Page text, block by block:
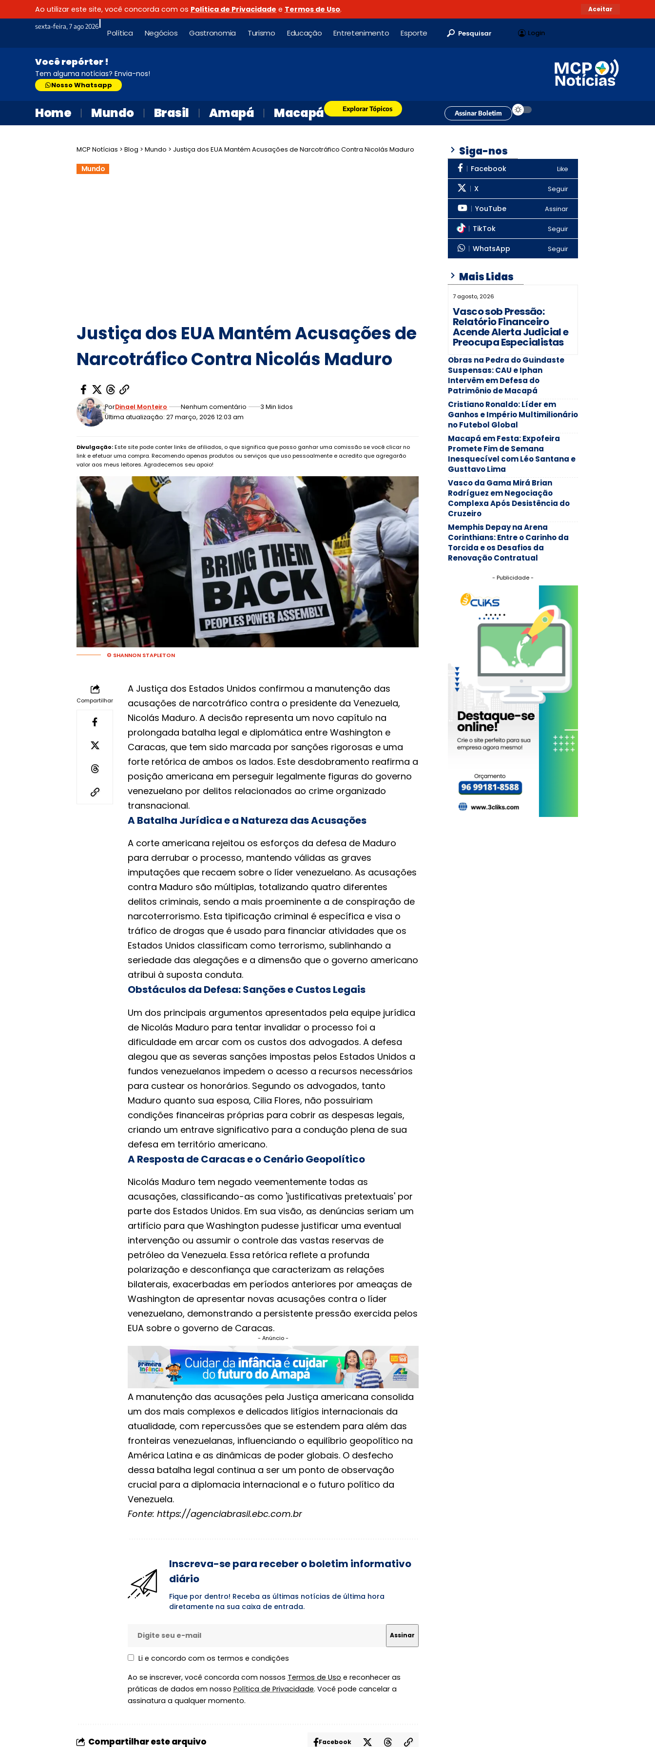
Ao utilizar este site, você concorda com os Política de Privacidade e Termos de Uso. Aceitar
sexta-feira, 7 ago 2026|
Política Negócios Gastronomia Turismo Educação Entretenimento Esporte Pesquisar Login
Você repórter !
Tem alguma notícias? Envia-nos!
Nosso Whatsapp
Home Mundo Brasil Amapá Macapá Explorar Tópicos
Assinar Boletim
MCP Notícias > Blog > Mundo > Justiça dos EUA Mantém Acusações de Narcotráfico Contra Nicolás Maduro
Mundo
Justiça dos EUA Mantém Acusações de
Narcotráfico Contra Nicolás Maduro
Última atualização: 27 março, 2026 12:03 am
PorDinael Monteiro Nenhum comentário 3 Min lidos
Divulgação:Este site pode conter links de afiliados, o que significa que posso ganhar uma comissão se você clicar no
link e efetuar uma compra. Recomendo apenas produtos ou serviços que uso pessoalmente e acredito que agregarão
valor aos meus leitores. Agradecemos seu apoio!
© SHANNON STAPLETON
Compartilhar
A Justiça dos Estados Unidos confirmou a manutenção das
acusações de narcotráfico contra o presidente da Venezuela,
Nicolás Maduro. A decisão representa um novo capítulo na
prolongada batalha legal e diplomática entre Washington e
Caracas, que tem sido marcada por sanções rigorosas e uma
forte retórica de ambos os lados. Este desdobramento reafirma a
posição americana em perseguir legalmente figuras do governo
venezuelano por delitos relacionados ao crime organizado
transnacional.
A Batalha Jurídica e a Natureza das Acusações
A corte americana rejeitou os esforços da defesa de Maduro
para derrubar o processo, mantendo válidas as graves
imputações que recaem sobre o líder venezuelano. As acusações
contra Maduro são múltiplas, totalizando quatro diferentes
delitos criminais, sendo a mais proeminente a de conspiração de
narcoterrorismo. Esta tipificação criminal é específica e visa o
tráfico de drogas que é usado para financiar atividades que os
Estados Unidos classificam como terrorismo, sublinhando a
seriedade das alegações e a dimensão que o governo americano
atribui à suposta conduta.
Obstáculos da Defesa: Sanções e Custos Legais
Um dos principais argumentos apresentados pela equipe jurídica
de Nicolás Maduro para tentar invalidar o processo foi a
dificuldade em arcar com os custos dos advogados. A defesa
alegou que as severas sanções impostas pelos Estados Unidos a
fundos venezuelanos impedem o acesso a recursos necessários
para custear os honorários. Segundo os advogados, tanto
Maduro quanto sua esposa, Cilia Flores, não possuiriam
condições financeiras próprias para cobrir as despesas legais,
criando um entrave significativo para a condução plena de sua
defesa em território americano.
A Resposta de Caracas e o Cenário Geopolítico
Nicolás Maduro tem negado veementemente todas as
acusações, classificando-as como 'justificativas pretextuais' por
parte dos Estados Unidos. Em sua visão, as denúncias seriam um
artifício para que Washington pudesse justificar uma eventual
intervenção ou assumir o controle das vastas reservas de
petróleo da Venezuela. Essa retórica reflete a profunda
polarização e desconfiança que caracterizam as relações
bilaterais, exacerbadas em períodos anteriores por ameaças de
Washington de apresentar novas acusações contra o líder
venezuelano, demonstrando a persistente pressão exercida pelos
EUA sobre o governo de Caracas.
- Anúncio -
A manutenção das acusações pela Justiça americana consolida
um dos mais complexos e delicados litígios internacionais da
atualidade, com repercussões que se estendem para além das
fronteiras venezuelanas, influenciando o equilíbrio geopolítico na
América Latina e as dinâmicas de poder globais. O desfecho
dessa batalha legal continua a ser um ponto de observação
crucial para a diplomacia internacional e o futuro político da
Venezuela.
Fonte: https://agenciabrasil.ebc.com.br
Inscreva-se para receber o boletim informativo
diário
Fique por dentro! Receba as últimas notícias de última hora
diretamente na sua caixa de entrada.
Li e concordo com os termos e condições
Ao se inscrever, você concorda com nossos Termos de Uso e reconhecer as
práticas de dados em nosso Política de Privacidade. Você pode cancelar a
assinatura a qualquer momento.
Compartilhar este arquivo Facebook
Siga-nos
Facebook Like
X Seguir
YouTube Assinar
TikTok Seguir
WhatsApp Seguir
Mais Lidas
7 agosto, 2026
Vasco sob Pressão:
Relatório Financeiro
Acende Alerta Judicial e
Preocupa Especialistas
Obras na Pedra do Guindaste
Suspensas: CAU e Iphan
Intervêm em Defesa do
Patrimônio de Macapá
Cristiano Ronaldo: Líder em
Ganhos e Império Multimilionário
no Futebol Global
Macapá em Festa: Expofeira
Promete Fim de Semana
Inesquecível com Léo Santana e
Gusttavo Lima
Vasco da Gama Mirá Brian
Rodríguez em Negociação
Complexa Após Desistência do
Cruzeiro
Memphis Depay na Arena
Corinthians: Entre o Carinho da
Torcida e os Desafios da
Renovação Contratual
- Publicidade -